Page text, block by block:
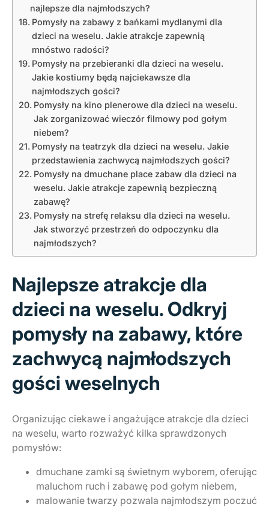
najlepsze dla najmłodszych?
Pomysły na zabawy z bańkami mydlanymi dla
dzieci na weselu. Jakie atrakcje zapewnią
mnóstwo radości?
Pomysły na przebieranki dla dzieci na weselu.
Jakie kostiumy będą najciekawsze dla
najmłodszych gości?
Pomysły na kino plenerowe dla dzieci na weselu.
Jak zorganizować wieczór filmowy pod gołym
niebem?
Pomysły na teatrzyk dla dzieci na weselu. Jakie
przedstawienia zachwycą najmłodszych gości?
Pomysły na dmuchane place zabaw dla dzieci na
weselu. Jakie atrakcje zapewnią bezpieczną
zabawę?
Pomysły na strefę relaksu dla dzieci na weselu.
Jak stworzyć przestrzeń do odpoczynku dla
najmłodszych?
Najlepsze atrakcje dla
dzieci na weselu. Odkryj
pomysły na zabawy, które
zachwycą najmłodszych
gości weselnych
Organizując ciekawe i angażujące atrakcje dla dzieci
na weselu, warto rozważyć kilka sprawdzonych
pomysłów:
dmuchane zamki są świetnym wyborem, oferując
maluchom ruch i zabawę pod gołym niebem,
malowanie twarzy pozwala najmłodszym poczuć